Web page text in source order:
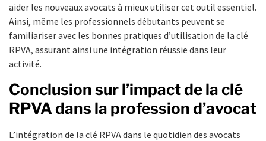
aider les nouveaux avocats à mieux utiliser cet outil essentiel.
Ainsi, même les professionnels débutants peuvent se
familiariser avec les bonnes pratiques d’utilisation de la clé
RPVA, assurant ainsi une intégration réussie dans leur
activité.
Conclusion sur l’impact de la clé
RPVA dans la profession d’avocat
L’intégration de la clé RPVA dans le quotidien des avocats